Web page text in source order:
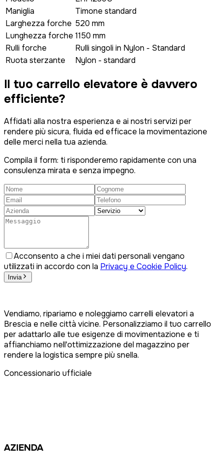
Maniglia
Timone standard
Larghezza forche 520 mm
Lunghezza forche 1150 mm
Rulli forche
Rulli singoli in Nylon - Standard
Ruota sterzante
Nylon - standard
Il tuo carrello elevatore è davvero
efficiente?
Affidati alla nostra esperienza e ai nostri servizi per
rendere più sicura, fluida ed efficace la movimentazione
delle merci nella tua azienda.
Compila il form: ti risponderemo rapidamente con una
consulenza mirata e senza impegno.
Acconsento a che i miei dati personali vengano
utilizzati in accordo con la Privacy e Cookie Policy.
Invia
Vendiamo, ripariamo e noleggiamo carrelli elevatori a
Brescia e nelle città vicine. Personalizziamo il tuo carrello
per adattarlo alle tue esigenze di movimentazione e ti
affianchiamo nell'ottimizzazione del magazzino per
rendere la logistica sempre più snella.
Concessionario ufficiale
AZIENDA